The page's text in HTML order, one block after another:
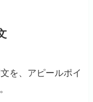
を、アピールポイ